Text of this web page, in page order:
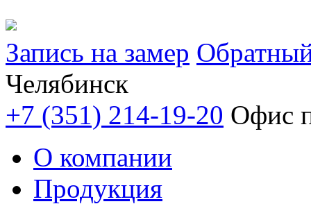
Запись на замер
Челябинск
+7 (351) 214-19-20 Офис
О компании
Продукция